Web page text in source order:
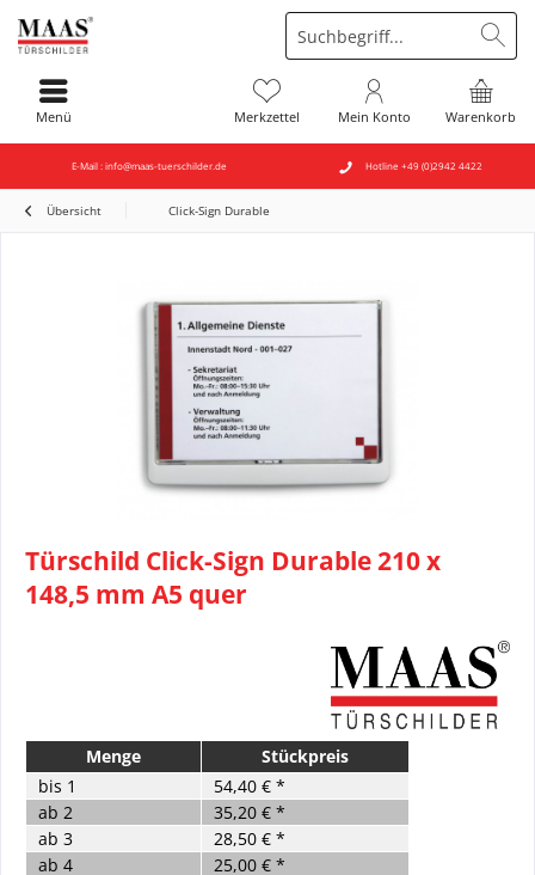
E-Mail : info@maas-tuerschilder.de Hotline +49 (0)2942 4422
Warenkorb
Merkzettel Mein Konto
Menü
Übersicht Click-Sign Durable
Türschild Click-Sign Durable 210 x
148,5 mm A5 quer
Menge
Stückpreis
bis 1
54,40 € *
ab 2
35,20 € *
ab 3
28,50 € *
ab 4
25,00 € *